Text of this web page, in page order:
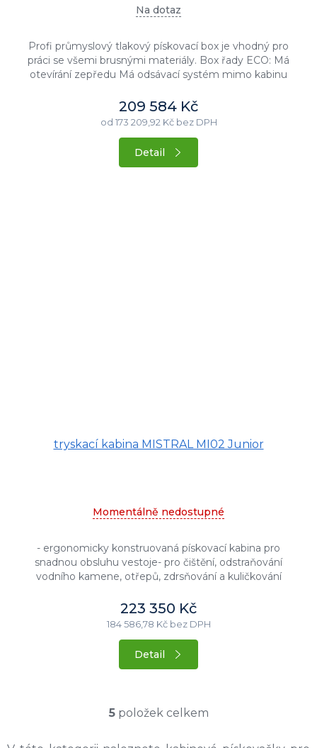
Na dotaz
Profi průmyslový tlakový pískovací box je vhodný pro
práci se všemi brusnými materiály. Box řady ECO: Má
otevírání zepředu Má odsávací systém mimo kabinu
209 584 Kč
od 173 209,92 Kč bez DPH
Detail
tryskací kabina MISTRAL MI02 Junior
Momentálně nedostupné
- ergonomicky konstruovaná pískovací kabina pro
snadnou obsluhu vestoje- pro čištění, odstraňování
vodního kamene, otřepů, zdrsňování a kuličkování
223 350 Kč
184 586,78 Kč bez DPH
Detail
5položek celkem